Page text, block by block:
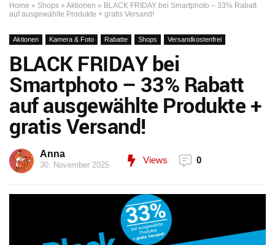
Home » Shops » Aktionen » BLACK FRIDAY bei Smartphoto – 33% Rabatt
auf ausgewählte Produkte + gratis Versand!
Aktionen Kamera & Foto Rabatte Shops Versandkostenfrei
BLACK FRIDAY bei
Smartphoto – 33% Rabatt
auf ausgewählte Produkte +
gratis Versand!
Anna
30. November 2025 Views 0